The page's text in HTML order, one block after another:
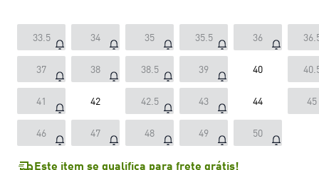
33.5 34 35 35.5 36
37 38 38.5 39 40
41 42 42.5 43 44 45
46 47 48 49 50
Este item se qualifica para frete grátis!